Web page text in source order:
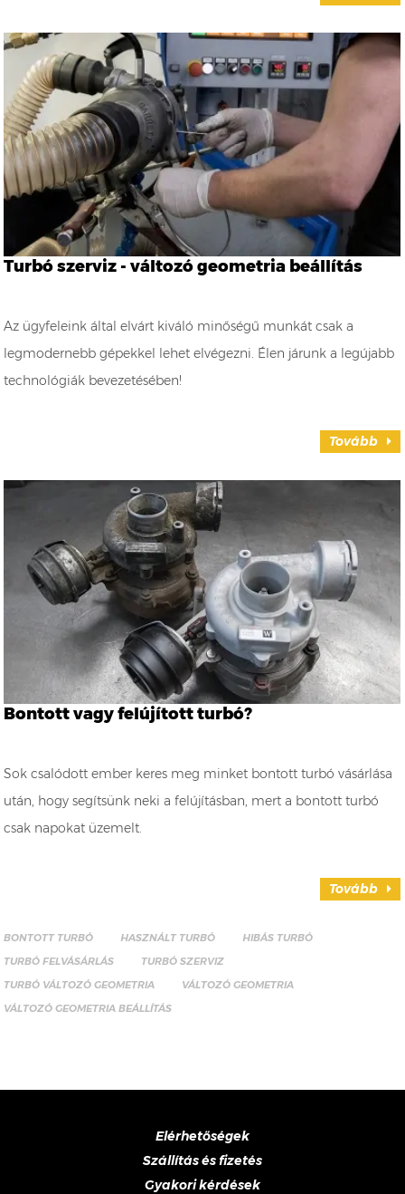
Turbó szerviz - változó geometria beállítás
Az ügyfeleink által elvárt kiváló minőségű munkát csak a
legmodernebb gépekkel lehet elvégezni. Élen járunk a legújabb
technológiák bevezetésében!
Tovább
Bontott vagy felújított turbó?
Sok csalódott ember keres meg minket bontott turbó vásárlása
után, hogy segítsünk neki a felújításban, mert a bontott turbó
csak napokat üzemelt.
Tovább
BONTOTT TURBÓ HASZNÁLT TURBÓ
HIBÁS TURBÓ
TURBÓ FELVÁSÁRLÁS
TURBÓ SZERVIZ
TURBÓ VÁLTOZÓ GEOMETRIA
VÁLTOZÓ GEOMETRIA
VÁLTOZÓ GEOMETRIA BEÁLLÍTÁS
Elérhetőségek
Szállítás és fizetés
Gyakori kérdések